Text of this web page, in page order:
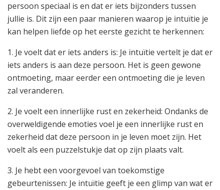
persoon speciaal is en dat er iets bijzonders tussen
jullie is. Dit zijn een paar manieren waarop je intuïtie je
kan helpen liefde op het eerste gezicht te herkennen:
1. Je voelt dat er iets anders is: Je intuïtie vertelt je dat er
iets anders is aan deze persoon. Het is geen gewone
ontmoeting, maar eerder een ontmoeting die je leven
zal veranderen.
2. Je voelt een innerlijke rust en zekerheid: Ondanks de
overweldigende emoties voel je een innerlijke rust en
zekerheid dat deze persoon in je leven moet zijn. Het
voelt als een puzzelstukje dat op zijn plaats valt.
3. Je hebt een voorgevoel van toekomstige
gebeurtenissen: Je intuïtie geeft je een glimp van wat er